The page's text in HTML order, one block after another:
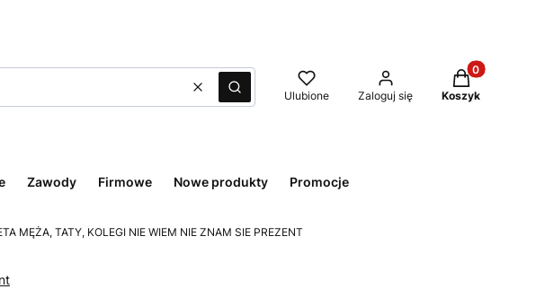
WyczyśćSzukaj Ulubione Zaloguj się
Produkty w
Koszyk
Zawody Firmowe Nowe produkty Promocje
MĘŻA, TATY, KOLEGI NIE WIEM NIE ZNAM SIE PREZENT